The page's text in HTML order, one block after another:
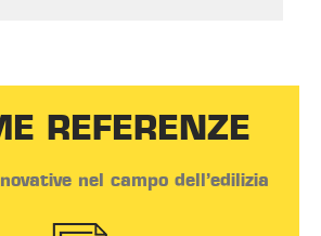
REFERENZE
nel campo dell’edilizia